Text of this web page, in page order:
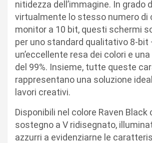
nitidezza dell’immagine. In grado
virtualmente lo stesso numero di
monitor a 10 bit, questi schermi
per uno standard qualitativo 8-bit
un’eccellente resa dei colori e
del 99%. Insieme, tutte queste
rappresentano una soluzione
lavori creativi.
Disponibili nel colore Raven Black
sostegno a V ridisegnato,
azzurri a evidenziarne le